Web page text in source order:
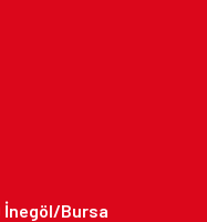
İnegöl/Bursa